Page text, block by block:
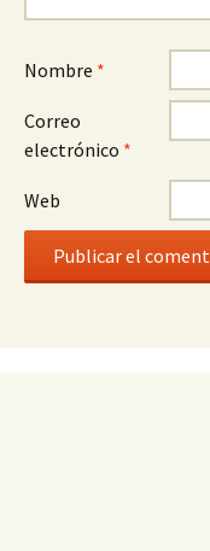
Nombre *
Correo
electrónico *
Web